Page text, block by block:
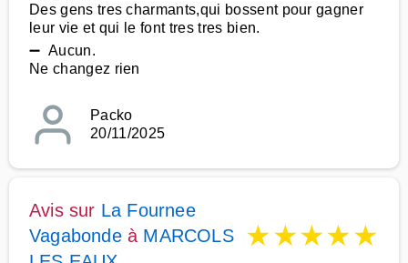
Des gens tres charmants,qui bossent pour gagner
leur vie et qui le font tres tres bien.
➖ Aucun.
Ne changez rien
Packo
20/11/2025
Avis sur La Fournee
Vagabondeà MARCOLS
★★★★★